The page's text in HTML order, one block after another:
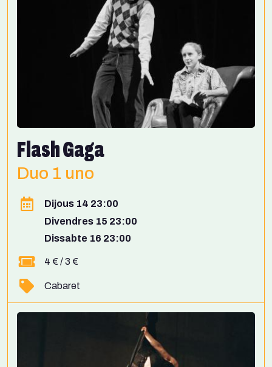
Flash Gaga
Duo 1 uno
Dijous 14 23:00
Divendres 15 23:00
Dissabte 16 23:00
4 € / 3 €
Cabaret